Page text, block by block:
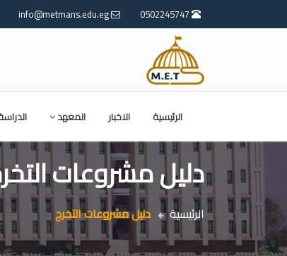
الرئيسية الاخبار المعهد
دليل مشروعات
الرئيسية دليل مشروعات التخرج